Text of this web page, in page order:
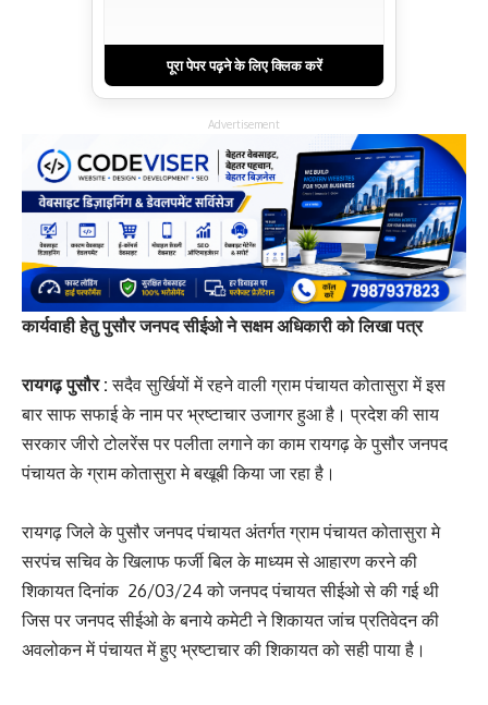
पूरा पेपर पढ़ने के लिए क्लिक करें
Advertisement
कार्यवाही हेतु पुसौर जनपद सीईओ ने सक्षम अधिकारी को लिखा पत्र
रायगढ़ पुसौर :सदैव सुर्खियों में रहने वाली ग्राम पंचायत कोतासुरा में इस
बार साफ सफाई के नाम पर भ्रष्टाचार उजागर हुआ है। प्रदेश की साय
सरकार जीरो टोलरेंस पर पलीता लगाने का काम रायगढ़ के पुसौर जनपद
पंचायत के ग्राम कोतासुरा मे बखूबी किया जा रहा है।
रायगढ़ जिले के पुसौर जनपद पंचायत अंतर्गत ग्राम पंचायत कोतासुरा मे
सरपंच सचिव के खिलाफ फर्जी बिल के माध्यम से आहारण करने की
शिकायत दिनांक 26/03/24 को जनपद पंचायत सीईओ से की गई थी
जिस पर जनपद सीईओ के बनाये कमेटी ने शिकायत जांच प्रतिवेदन की
अवलोकन में पंचायत में हुए भ्रष्टाचार की शिकायत को सही पाया है।